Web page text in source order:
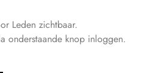
Leden zichtbaar.
onderstaande knop inloggen.